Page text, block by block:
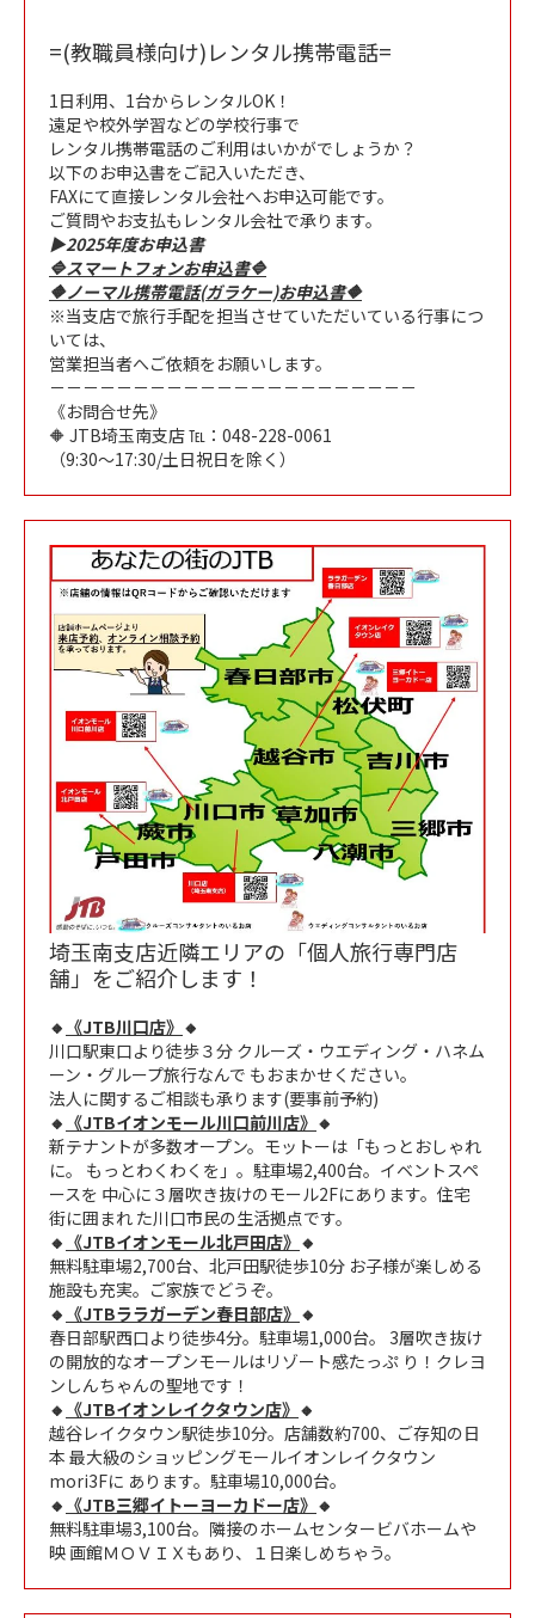
=(教職員様向け)レンタル携帯電話=
1日利用、1台からレンタルOK！
遠足や校外学習などの学校行事で
レンタル携帯電話のご利用はいかがでしょうか？
以下のお申込書をご記入いただき、
FAXにて直接レンタル会社へお申込可能です。
ご質問やお支払もレンタル会社で承ります。
▶2025年度お申込書
🔷スマートフォンお申込書🔷
🔶ノーマル携帯電話(ガラケー)お申込書🔶
※当支店で旅行手配を担当させていただいている行事につ
いては、
営業担当者へご依頼をお願いします。
－－－－－－－－－－－－－－－－－－－－－－
《お問合せ先》
🔶 JTB埼玉南支店 ℡：048-228-0061
（9:30～17:30/土日祝日を除く）
埼玉南支店近隣エリアの「個人旅行専門店
舗」をご紹介します！
🔸 《JTB川口店》 🔸
川口駅東口より徒歩３分 クルーズ・ウエディング・ハネム
ーン・グループ旅行なんで もおまかせください。
法人に関するご相談も承ります(要事前予約)
🔸 《JTBイオンモール川口前川店》 🔸
新テナントが多数オープン。モットーは「もっとおしゃれ
に。 もっとわくわくを」。駐車場2,400台。イベントスペ
ースを 中心に３層吹き抜けのモール2Fにあります。住宅
街に囲まれ た川口市民の生活拠点です。
🔸 《JTBイオンモール北戸田店》 🔸
無料駐車場2,700台、北戸田駅徒歩10分 お子様が楽しめる
施設も充実。ご家族でどうぞ。
🔸 《JTBララガーデン春日部店》 🔸
春日部駅西口より徒歩4分。駐車場1,000台。 3層吹き抜け
の開放的なオープンモールはリゾート感たっぷ り！クレヨ
ンしんちゃんの聖地です！
🔸 《JTBイオンレイクタウン店》 🔸
越谷レイクタウン駅徒歩10分。店舗数約700、ご存知の日
本 最大級のショッピングモールイオンレイクタウン
mori3Fに あります。駐車場10,000台。
🔸 《JTB三郷イトーヨーカドー店》 🔸
無料駐車場3,100台。隣接のホームセンタービバホームや
映 画館ＭＯＶＩＸもあり、１日楽しめちゃう。